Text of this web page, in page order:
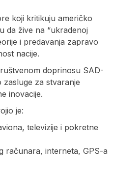
koji kritikuju američko
da žive na “ukradenoj
i predavanja zapravo
nacije.
doprinosu SAD-
za stvaranje
inovacije.
je:
televizije i pokretne
računara, interneta, GPS-a